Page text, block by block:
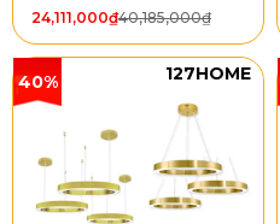
40,185,000₫
24,111,000₫
40% 127HOME